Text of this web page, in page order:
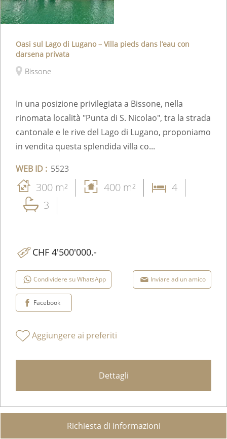
Oasi sul Lago di Lugano – Villa pieds dans l’eau con
darsena privata
Bissone
In una posizione privilegiata a Bissone, nella
rinomata località "Punta di S. Nicolao", tra la strada
cantonale e le rive del Lago di Lugano, proponiamo
in vendita questa splendida villa co...
WEB ID : 5523
300 m² 400 m²
4
3
CHF 4'500'000.-
Condividere su WhatsApp Inviare ad un amico
Facebook
Aggiungere ai preferiti
Dettagli
Richiesta di informazioni